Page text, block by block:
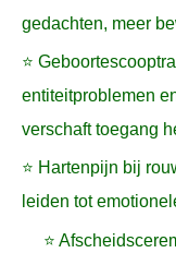
gedachten, meer
⭐
entiteitproblemen
verschaft toegang
⭐ Hartenpijn bij
leiden tot
⭐